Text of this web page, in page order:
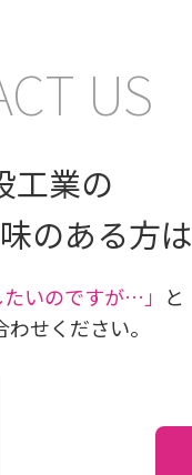
US
工業の
のある方は
いのですが…」 と
せください。